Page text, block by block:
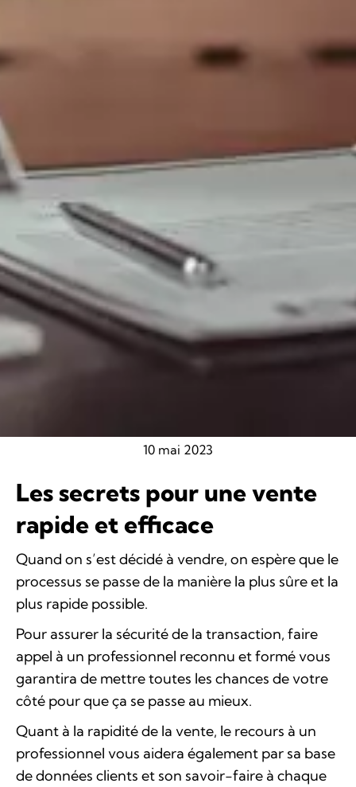
10 mai 2023
Les secrets pour une vente
rapide et efficace
Quand on s’est décidé à vendre, on espère que le
processus se passe de la manière la plus sûre et la
plus rapide possible.
Pour assurer la sécurité de la transaction, faire
appel à un professionnel reconnu et formé vous
garantira de mettre toutes les chances de votre
côté pour que ça se passe au mieux.
Quant à la rapidité de la vente, le recours à un
professionnel vous aidera également par sa base
de données clients et son savoir-faire à chaque